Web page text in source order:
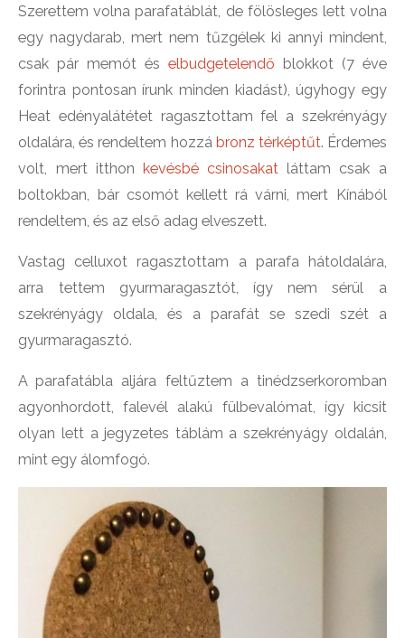
Szerettem volna parafatáblát, de fölösleges lett volna
egy nagydarab, mert nem tűzgélek ki annyi mindent,
csak pár memót és elbudgetelendő blokkot (7 éve
forintra pontosan írunk minden kiadást), úgyhogy egy
Heat edényalátétet ragasztottam fel a szekrényágy
oldalára, és rendeltem hozzá bronz térképtűt. Érdemes
volt, mert itthon kevésbé csinosakat láttam csak a
boltokban, bár csomót kellett rá várni, mert Kínából
rendeltem, és az első adag elveszett.
Vastag celluxot ragasztottam a parafa hátoldalára,
arra tettem gyurmaragasztót, így nem sérül a
szekrényágy oldala, és a parafát se szedi szét a
gyurmaragasztó.
A parafatábla aljára feltűztem a tinédzserkoromban
agyonhordott, falevél alakú fülbevalómat, így kicsit
olyan lett a jegyzetes táblám a szekrényágy oldalán,
mint egy álomfogó.